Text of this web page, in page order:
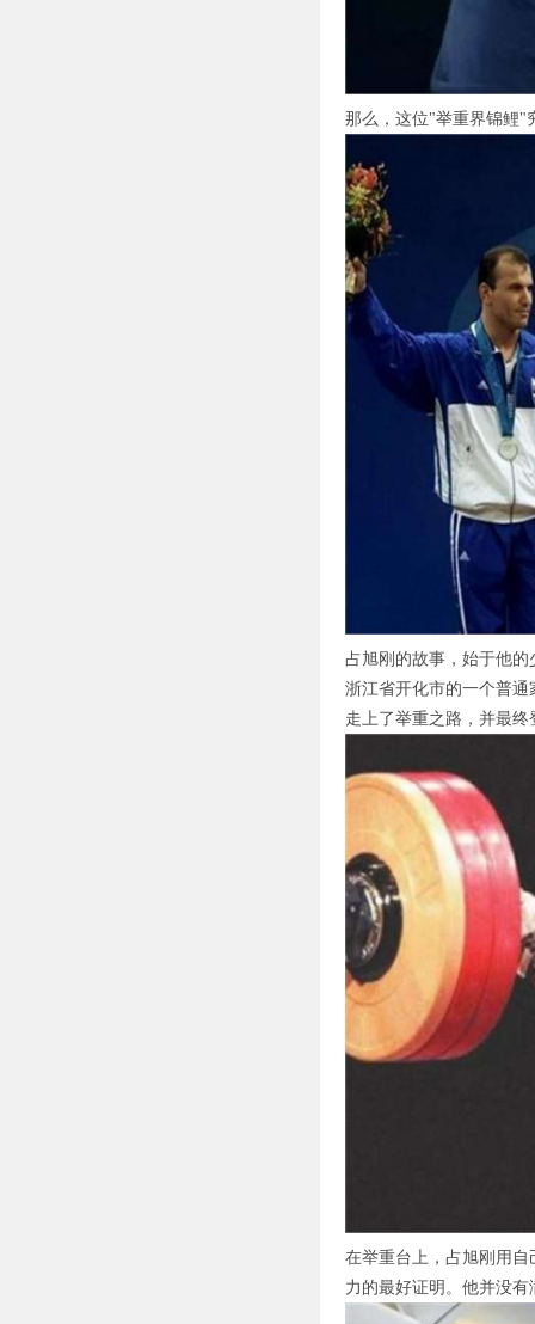
那么，这位"举重界锦鲤"
占旭刚的故事，始于他
浙江省开化市的一个普
走上了举重之路，并最
在举重台上，占旭刚用
力的最好证明。他并没